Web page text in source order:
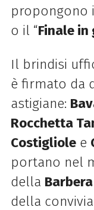
propongono
o il “Finale
Il brindisi
è firmato da
astigiane:
Rocchetta
Costigliolee
portano nel
della
della